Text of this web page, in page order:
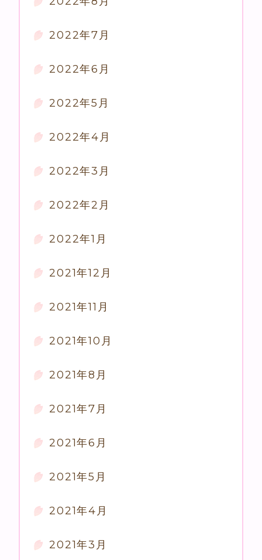
2022年7月
2022年6月
2022年5月
2022年4月
2022年3月
2022年2月
2022年1月
2021年12月
2021年11月
2021年10月
2021年8月
2021年7月
2021年6月
2021年5月
2021年4月
2021年3月